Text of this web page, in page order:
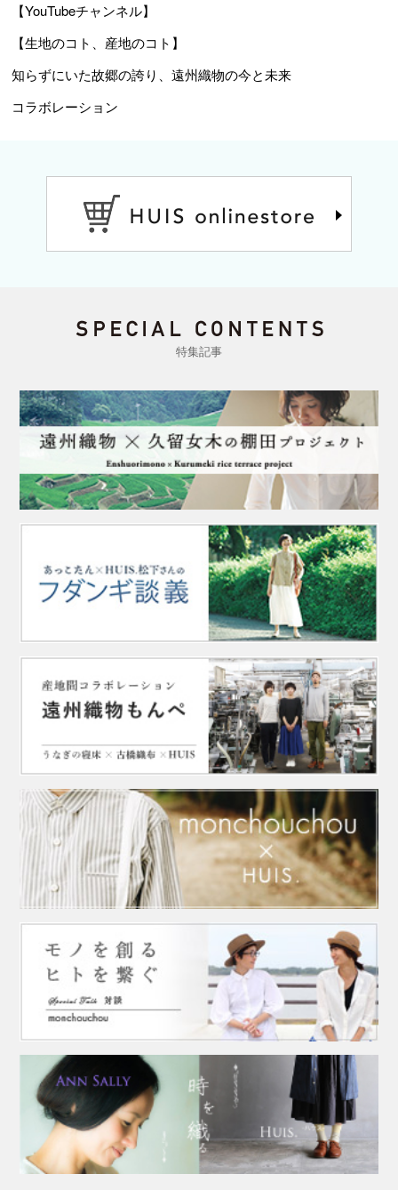
【YouTubeチャンネル】
【生地のコト、産地のコト】
知らずにいた故郷の誇り、遠州織物の今と未来
コラボレーション
特集記事